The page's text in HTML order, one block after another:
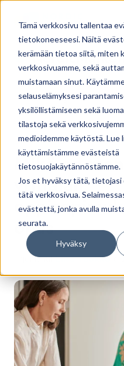
Tämä verkkosivu tallentaa
tietokoneeseesi. Näitä
kerämään tietoa siitä, miten
verkkosivuamme, sekä
muistamaan sinut.
selauselämyksesi
yksilöllistämiseen sekä
tilastoja sekä
medioidemme käytöstä. Lue
käyttämistämme evästeistä
tietosuojakäytännöstämme.
Jos et hyväksy tätä,
tätä verkkosivua.
evästettä, jonka avulla
seurata.
Hyväksy
Mikä on
yrittäjän
opas
kirjoittanutLiisa Tuokko